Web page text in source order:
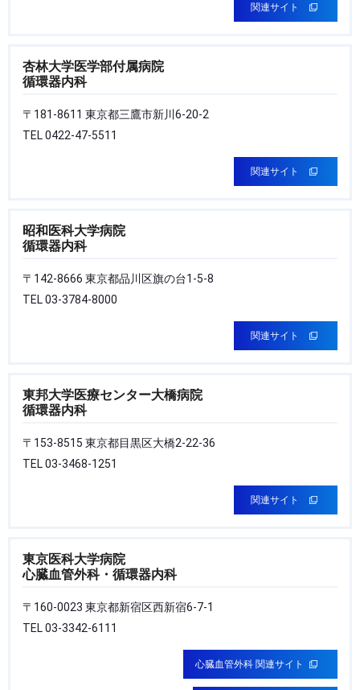
関連サイト
杏林大学医学部付属病院
循環器内科
〒181-8611 東京都三鷹市新川6-20-2
TEL 0422-47-5511
関連サイト
昭和医科大学病院
循環器内科
〒142-8666 東京都品川区旗の台1-5-8
TEL 03-3784-8000
関連サイト
東邦大学医療センター大橋病院
循環器内科
〒153-8515 東京都目黒区大橋2-22-36
TEL 03-3468-1251
関連サイト
東京医科大学病院
心臓血管外科・循環器内科
〒160-0023 東京都新宿区西新宿6-7-1
TEL 03-3342-6111
心臓血管外科 関連サイト